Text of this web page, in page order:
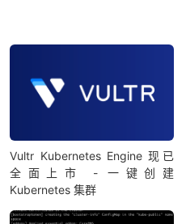
Vultr Kubernetes Engine 现已
全面上市 - 一键创建
Kubernetes 集群